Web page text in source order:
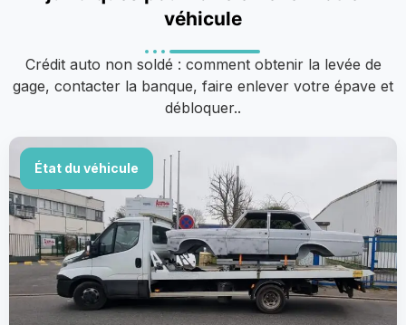
véhicule
Crédit auto non soldé : comment obtenir la levée de
gage, contacter la banque, faire enlever votre épave et
débloquer..
État du véhicule